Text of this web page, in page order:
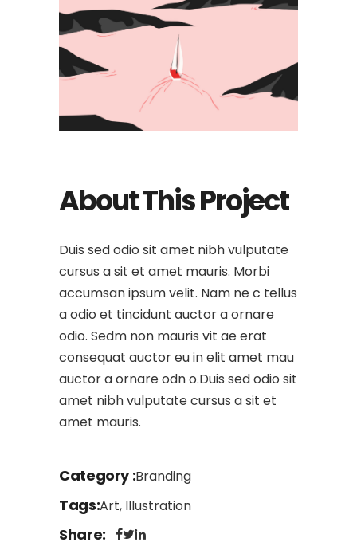
About This Project
Duis sed odio sit amet nibh vulputate
cursus a sit et amet mauris. Morbi
accumsan ipsum velit. Nam ne c tellus
a odio et tincidunt auctor a ornare
odio. Sedm non mauris vit ae erat
consequat auctor eu in elit amet mau
auctor a ornare odn o.Duis sed odio sit
amet nibh vulputate cursus a sit et
amet mauris.
Category Branding
Tags Art, Illustration
Share